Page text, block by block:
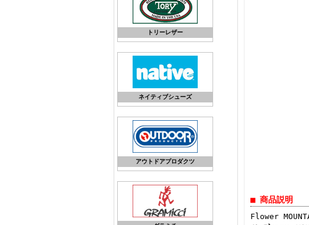
トリーレザー
ネイティブシューズ
アウトドアプロダクツ
■ 商品説明
Flower